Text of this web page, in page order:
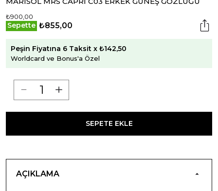
₺900,00
Sepette ₺855,00
Peşin Fiyatına 6 Taksit x ₺142,50
Worldcard ve Bonus'a Özel
SEPETE EKLE
AÇIKLAMA